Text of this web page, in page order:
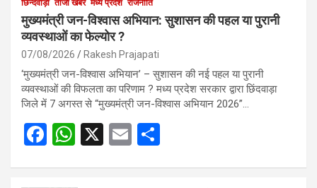
छिन्दवाड़ा ताजा खबर मध्य प्रदेश राजनीति
मुख्यमंत्री जन-विश्वास अभियान: सुशासन की पहल या पुरानी
व्यवस्थाओं का फेल्योर ?
07/08/2026 Rakesh Prajapati
‘मुख्यमंत्री जन-विश्वास अभियान’ – सुशासन की नई पहल या पुरानी
व्यवस्थाओं की विफलता का परिणाम ? मध्य प्रदेश सरकार द्वारा छिंदवाड़ा
जिले में 7 अगस्त से “मुख्यमंत्री जन-विश्वास अभियान 2026”…
F
W
X
E